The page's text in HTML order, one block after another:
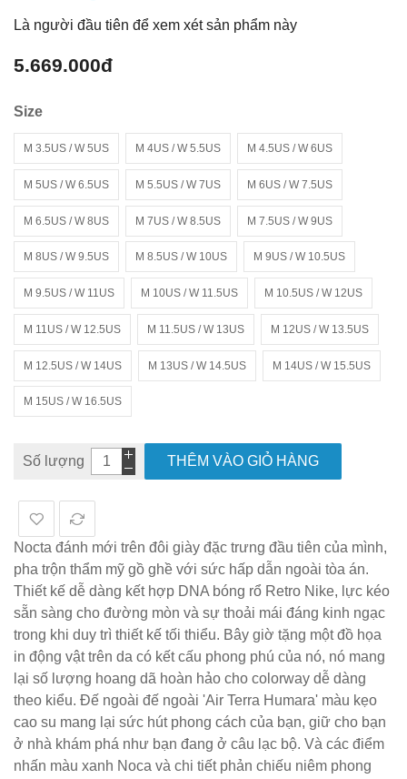
Là người đầu tiên để xem xét sản phẩm này
5.669.000đ
Size
M 3.5US / W 5US M 4US / W 5.5US M 4.5US / W 6US
M 5US / W 6.5US M 5.5US / W 7US M 6US / W 7.5US
M 6.5US / W 8US M 7US / W 8.5US M 7.5US / W 9US
M 8US / W 9.5US M 8.5US / W 10US M 9US / W 10.5US
M 9.5US / W 11US M 10US / W 11.5US M 10.5US / W 12US
M 11US / W 12.5US M 11.5US / W 13US M 12US / W 13.5US
M 12.5US / W 14US M 13US / W 14.5US M 14US / W 15.5US
M 15US / W 16.5US
Số lượng THÊM VÀO GIỎ HÀNG
Nocta đánh mới trên đôi giày đặc trưng đầu tiên của mình,
pha trộn thẩm mỹ gồ ghề với sức hấp dẫn ngoài tòa án.
Thiết kế dễ dàng kết hợp DNA bóng rổ Retro Nike, lực kéo
sẵn sàng cho đường mòn và sự thoải mái đáng kinh ngạc
trong khi duy trì thiết kế tối thiểu. Bây giờ tặng một đồ họa
in động vật trên da có kết cấu phong phú của nó, nó mang
lại số lượng hoang dã hoàn hảo cho colorway dễ dàng
theo kiểu. Đế ngoài đế ngoài 'Air Terra Humara' màu kẹo
cao su mang lại sức hút phong cách của bạn, giữ cho bạn
ở nhà khám phá như bạn đang ở câu lạc bộ. Và các điểm
nhấn màu xanh Noca và chi tiết phản chiếu niêm phong